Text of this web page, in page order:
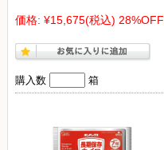
価格: ¥15,675(税込) 28%OFF
購入数 箱